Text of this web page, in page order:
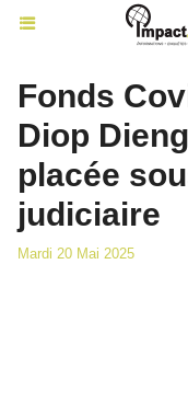
Fonds
Diop
placée
judiciaire
Mardi 20 Mai 2025